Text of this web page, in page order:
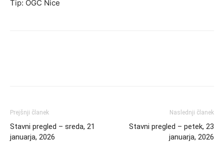
Tip: OGC Nice
Prejšnji članek
Stavni pregled – sreda, 21
januarja, 2026
Naslednji članek
Stavni pregled – petek, 23
januarja, 2026